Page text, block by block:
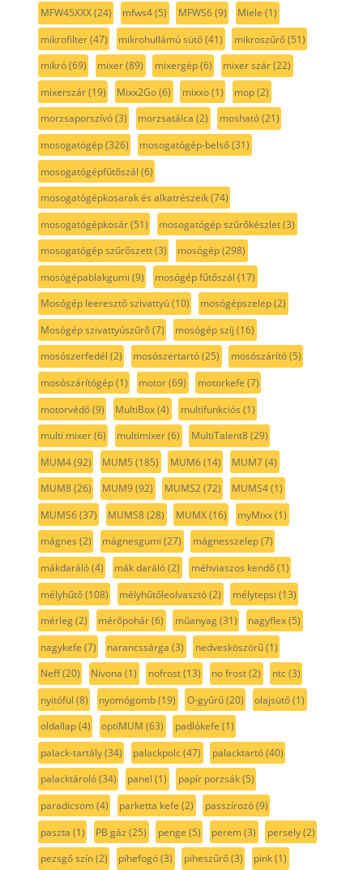
MFW45XXX(24) mfws4(5) MFWS6(9) Miele (1)
mikrofilter(47) mikrohullámú sütő(41) mikroszűrő(51)
mikró(69) mixer(89) mixergép(6) mixer szár(22)
mixerszár(19) Mixx2Go(6) mixxo(1) mop(2)
morzsaporszívó(3) morzsatálca (2) mosható(21)
mosogatógép(326) mosogatógép-belső(31)
mosogatógépfűtőszál (6)
mosogatógépkosarak és alkatrészeik(74)
mosogatógépkosár(51) mosogatógép szűrőkészlet(3)
mosogatógép szűrőszett(3) mosógép(298)
mosógépablakgumi (9) mosógép fűtőszál (17)
Mosógép leeresztő szivattyú(10) mosógépszelep(2)
Mosógép szivattyúszűrő(7) mosógép szíj (16)
mosószerfedél (2) mosószertartó(25) mosószárító(5)
mosószárítógép(1) motor(69) motorkefe (7)
motorvédő(9) MultiBox(4) multifunkciós (1)
multi mixer(6) multimixer(6) MultiTalent8(29)
MUM4(92) MUM5 (185) MUM6(14) MUM7(4)
MUM8(26) MUM9(92) MUMS2(72) MUMS4(1)
MUMS6(37) MUMS8(28) MUMX(16) myMixx(1)
mágnes (2) mágnesgumi (27) mágnesszelep(7)
mákdaráló(4) mák daráló(2) méhviaszos kendő(1)
mélyhűtő(108) mélyhűtőleolvasztó(2) mélytepsi (13)
mérleg(2) mérőpohár(6) műanyag(31) nagyflex(5)
nagykefe (7) narancssárga (3) nedvesköszörű(1)
Neff(20) Nivona (1) nofrost(13) no frost(2) ntc(3)
nyitófül (8) nyomógomb(19) O-gyűrű(20) olajsütő(1)
oldallap(4) optiMUM (63) padlókefe (1)
palack-tartály(34) palackpolc(47) palacktartó(40)
palacktároló(34) panel (1) papír porzsák(5)
paradicsom(4) parketta kefe (2) passzírozó(9)
paszta (1) PB gáz (25) penge (5) perem(3) persely(2)
pezsgő szín(2) pihefogó(3) piheszűrő(3) pink(1)